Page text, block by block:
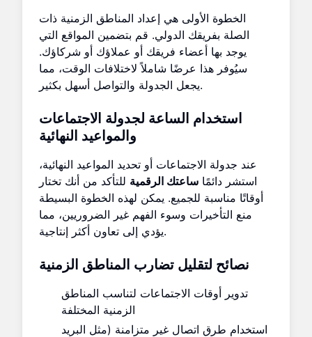
الخطوة الأولى هي إعداد المناطق الزمنية ذات
الصلة بفريقك الدولي. قم بتضمين المواقع التي
يوجد بها أعضاء فريقك أو عملاؤك أو شركاؤك.
سيُوفر هذا عرضًا شاملاً لاختلافات الوقت، مما
يجعل الجدولة والتواصل أسهل بكثير.
استخدام الساعة لجدولة الاجتماعات
والمواعيد النهائية
عند جدولة الاجتماعات أو تحديد المواعيد النهائية،
استشر دائمًا ساعتك الرقمية للتأكد من أنك تختار
أوقاتًا مناسبة للجميع. يمكن لهذه الخطوة البسيطة
منع التأخيرات وسوء الفهم غير الضروريين، مما
يؤدي إلى تعاون أكثر إنتاجية.
نصائح لتقليل تضارب المناطق الزمنية
تدوير أوقات الاجتماعات لتناسب المناطق
الزمنية المختلفة
استخدام طرق اتصال غير متزامنة (مثل البريد